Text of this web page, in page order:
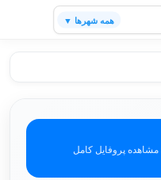
همه شهرها ▼
مشاهده پروفایل کامل